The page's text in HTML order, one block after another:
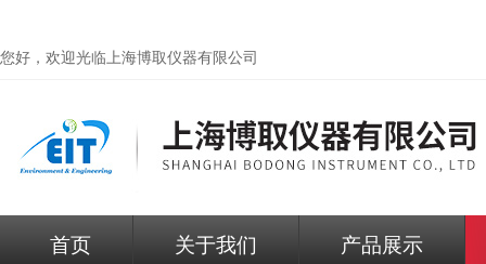
您好，欢迎光临上海博取仪器有限公司
首页 关于我们 产品展示